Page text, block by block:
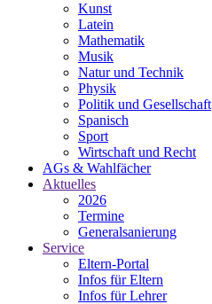
Kunst
Latein
Mathematik
Musik
Natur und Technik
Physik
Politik und Gesellschaft
Spanisch
Sport
Wirtschaft und Recht
AGs & Wahlfächer
Aktuelles
2026
Termine
Generalsanierung
Service
Eltern-Portal
Infos für Eltern
Infos für Lehrer